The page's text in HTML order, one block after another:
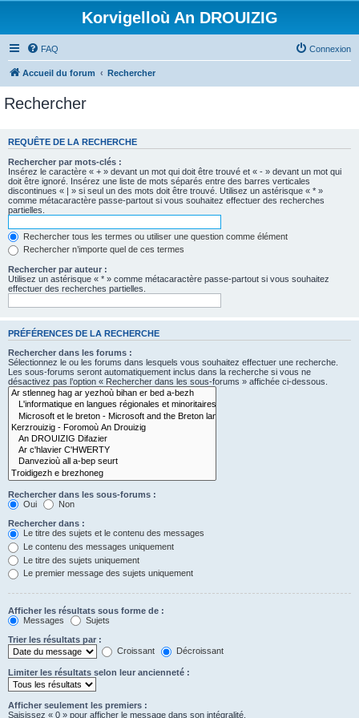
Korvigelloù An DROUIZIG
FAQ Connexion
Accueil du forum Rechercher
Rechercher
REQUÊTE DE LA RECHERCHE
Rechercher par mots-clés :
Insérez le caractère « + » devant un mot qui doit être trouvé et « - » devant un mot qui
doit être ignoré. Insérez une liste de mots séparés entre des barres verticales
discontinues « | » si seul un des mots doit être trouvé. Utilisez un astérisque « * »
comme métacaractère passe-partout si vous souhaitez effectuer des recherches
partielles.
Rechercher tous les termes ou utiliser une question comme élément
Rechercher n’importe quel de ces termes
Rechercher par auteur :
Utilisez un astérisque « * » comme métacaractère passe-partout si vous souhaitez
effectuer des recherches partielles.
PRÉFÉRENCES DE LA RECHERCHE
Rechercher dans les forums :
Sélectionnez le ou les forums dans lesquels vous souhaitez effectuer une recherche.
Les sous-forums seront automatiquement inclus dans la recherche si vous ne
désactivez pas l’option « Rechercher dans les sous-forums » affichée ci-dessous.
Rechercher dans les sous-forums :
Oui
Non
Rechercher dans :
Le titre des sujets et le contenu des messages
Le contenu des messages uniquement
Le titre des sujets uniquement
Le premier message des sujets uniquement
Afficher les résultats sous forme de :
Messages
Sujets
Trier les résultats par :
Croissant
Décroissant
Limiter les résultats selon leur ancienneté :
Afficher seulement les premiers :
Saisissez « 0 » pour afficher le message dans son intégralité.